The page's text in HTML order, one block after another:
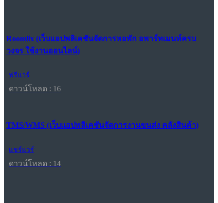
Roomlix (เว็บแอปพลิเคชันจัดการหอพัก อพาร์ทเมนท์ครบ
วงจร ใช้งานออนไลน์)
ฟรีแวร์
ดาวน์โหลด : 16
TMS/WMS (เว็บแอปพลิเคชันจัดการงานขนส่ง คลังสินค้า)
แชร์แวร์
ดาวน์โหลด : 14